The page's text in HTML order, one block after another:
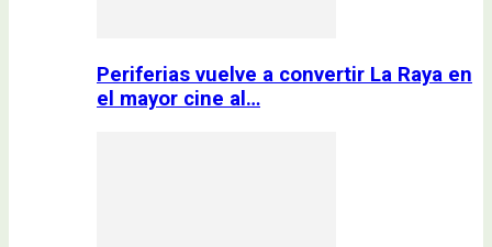
Periferias vuelve a convertir La Raya en
el mayor cine al…